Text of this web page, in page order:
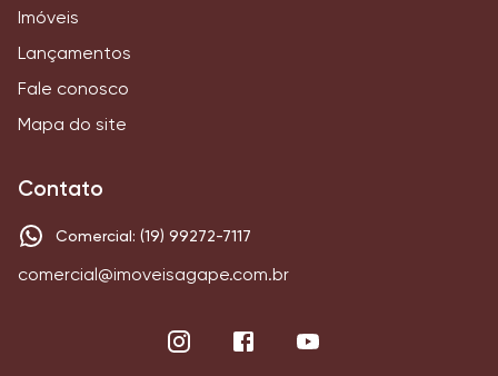
Imóveis
Lançamentos
Fale conosco
Mapa do site
Contato
Comercial: (19) 99272-7117
comercial@imoveisagape.com.br